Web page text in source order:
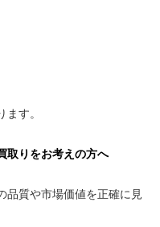
す。
取りをお考えの方へ
品質や市場価値を正確に見